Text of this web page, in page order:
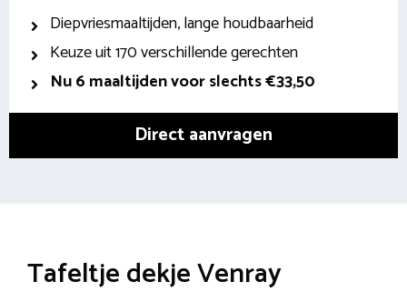
Diepvriesmaaltijden, lange houdbaarheid
Keuze uit 170 verschillende gerechten
Nu 6 maaltijden voor slechts €33,50
Direct aanvragen
Tafeltje dekje Venray